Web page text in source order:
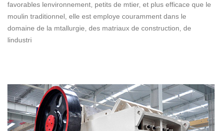
favorables lenvironnement, petits de mtier, et plus efficace que le
moulin traditionnel, elle est employe couramment dans le
domaine de la mtallurgie, des matriaux de construction, de
lindustri